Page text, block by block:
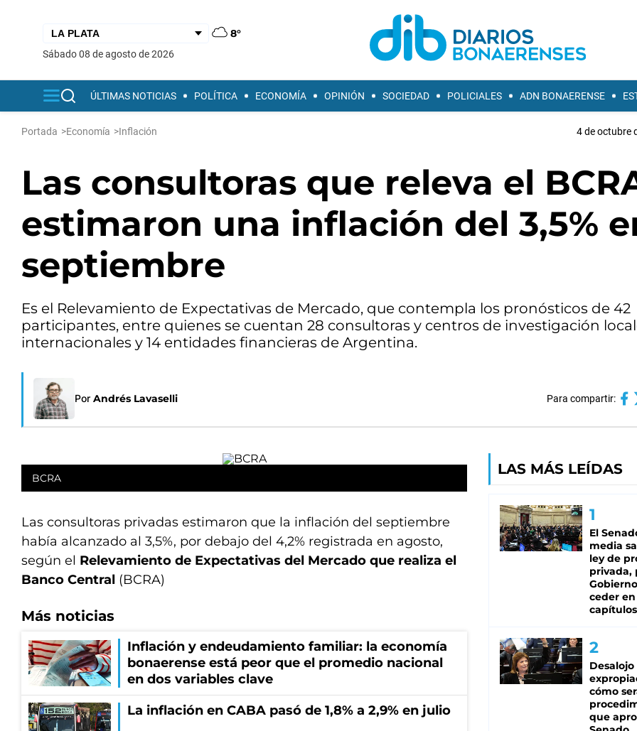
8°
sábado 08 de agosto de 2026
ÚLTIMAS NOTICIAS POLÍTICA ECONOMÍA OPINIÓN SOCIEDAD POLICIALES ADN BONAERENSE
Portada >Economía >Inflación 4 de octubre
Las consultoras que releva el
estimaron una inflación del 3,5%
septiembre
Es el Relevamiento de Expectativas de Mercado, que contempla los pronósticos de 42
participantes, entre quienes se cuentan 28 consultoras y centros de investigación
internacionales y 14 entidades financieras de Argentina.
Por Andrés Lavaselli Para compartir:
BCRA
Las consultoras privadas estimaron que la inflación del septiembre
había alcanzado al 3,5%, por debajo del 4,2% registrada en agosto,
según el Relevamiento de Expectativas del Mercado que realiza el
Banco Central (BCRA)
Más noticias
Inflación y endeudamiento familiar: la economía
bonaerense está peor que el promedio nacional
en dos variables clave
La inflación en CABA pasó de 1,8% a 2,9% en julio
LAS MÁS LEÍDAS
El
media
ley de
privada,
ceder
capítulos
cómo
que